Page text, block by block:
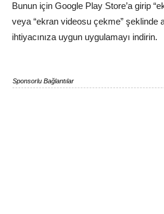
Bunun için Google Play Store’a girip
veya “ekran videosu çekme” şeklinde
ihtiyacınıza uygun uygulamayı indirin.
Sponsorlu Bağlantılar